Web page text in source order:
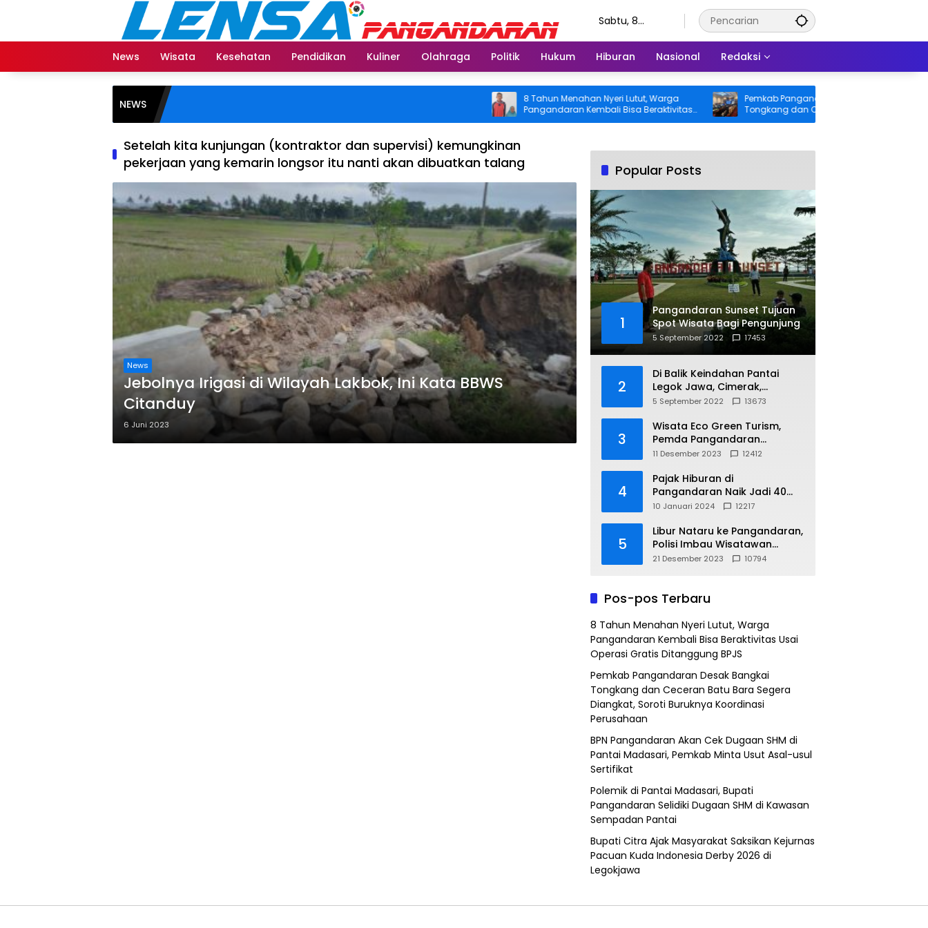
Sabtu, 8
News
Wisata Kesehatan Pendidikan Kuliner Olahraga Politik Hukum Hiburan Nasional Redaksi
NEWS
8 Tahun Menahan Nyeri Lutut, Warga
Pangandaran Kembali Bisa Beraktivitas
Usai Operasi Gratis Ditanggung BPJS
Pemkab Pangandaran Desak Bangkai
Tongkang dan Ceceran Batu Bara
Segera Diangkat, Soroti Buruknya
Setelah kita kunjungan (kontraktor dan supervisi) kemungkinan
pekerjaan yang kemarin longsor itu nanti akan dibuatkan talang
News
Jebolnya Irigasi di Wilayah Lakbok, Ini Kata BBWS
Citanduy
6 Juni 2023
Popular Posts
1
Pangandaran Sunset Tujuan
Spot Wisata Bagi Pengunjung
5 September 2022 17453
2
Di Balik Keindahan Pantai
Legok Jawa, Cimerak,
Pangandaran
5 September 2022 13673
3
Wisata Eco Green Turism,
Pemda Pangandaran
Gandeng PLN
11 Desember 2023 12412
4
Pajak Hiburan di
Pangandaran Naik Jadi 40
Persen
10 Januari 2024 12217
5
Libur Nataru ke Pangandaran,
Polisi Imbau Wisatawan
Gunakan Jalur Arteri
21 Desember 2023 10794
Pos-pos Terbaru
8 Tahun Menahan Nyeri Lutut, Warga
Pangandaran Kembali Bisa Beraktivitas Usai
Operasi Gratis Ditanggung BPJS
Pemkab Pangandaran Desak Bangkai
Tongkang dan Ceceran Batu Bara Segera
Diangkat, Soroti Buruknya Koordinasi
Perusahaan
BPN Pangandaran Akan Cek Dugaan SHM di
Pantai Madasari, Pemkab Minta Usut Asal-usul
Sertifikat
Polemik di Pantai Madasari, Bupati
Pangandaran Selidiki Dugaan SHM di Kawasan
Sempadan Pantai
Bupati Citra Ajak Masyarakat Saksikan Kejurnas
Pacuan Kuda Indonesia Derby 2026 di
Legokjawa